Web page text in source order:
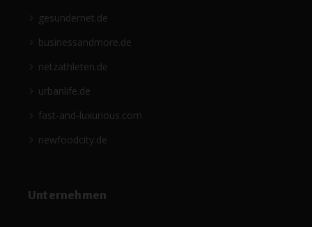
gesündernet.de
businessandmore.de
netzathleten.de
urbanlife.de
fast-and-luxurious.com
newfoodcity.de
Unternehmen